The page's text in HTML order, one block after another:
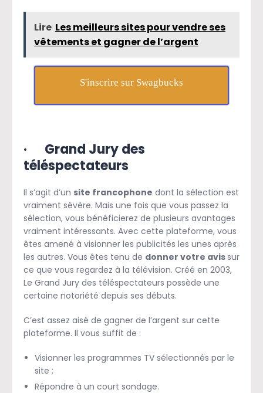
Lire Les meilleurs sites pour vendre ses
vêtements et gagner de l’argent
S'inscrire sur Swagbucks
· Grand Jury des
téléspectateurs
Il s’agit d’un site francophone dont la sélection est
vraiment sévère. Mais une fois que vous passez la
sélection, vous bénéficierez de plusieurs avantages
vraiment intéressants. Avec cette plateforme, vous
êtes amené à visionner les publicités les unes après
les autres. Vous êtes tenu de donner votre avissur
ce que vous regardez à la télévision. Créé en 2003,
Le Grand Jury des téléspectateurs possède une
certaine notoriété depuis ses débuts.
C’est assez aisé de gagner de l’argent sur cette
plateforme. Il vous suffit de :
Visionner les programmes TV sélectionnés par le
site ;
Répondre à un court sondage.